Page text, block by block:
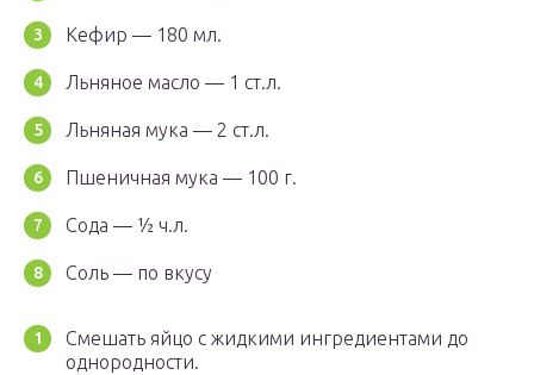
Кефир — 180 мл.
Льняное масло — 1 ст.л.
Льняная мука — 2 ст.л.
Пшеничная мука — 100 г.
Сода — ½ ч.л.
Соль — по вкусу
Смешать яйцо с жидкими ингредиентами до
однородности.